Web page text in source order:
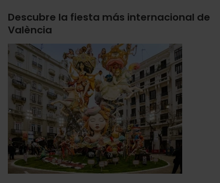
Descubre la fiesta más internacional de
València